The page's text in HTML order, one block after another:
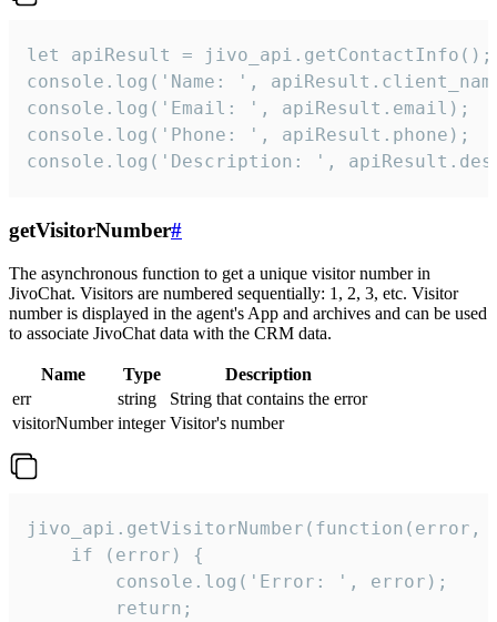
let apiResult = jivo_api.getContactInfo();
console.log('Name: ',
console.log('Email: ', apiResult.email);
console.log('Phone: ', apiResult.phone);
console.log('Description: ',
getVisitorNumber#
The asynchronous function to get a unique visitor number in
JivoChat. Visitors are numbered sequentially: 1, 2, 3, etc. Visitor
number is displayed in the agent's App and archives and can be used
to associate JivoChat data with the CRM data.
Name Type
Description
err
string
String that contains the error
visitorNumber integer Visitor's number
jivo_api.getVisitorNumber(function(error,
    if (error) {
        console.log('Error: ', error);
        return;